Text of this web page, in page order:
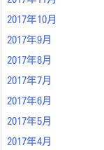
2017年10月
2017年9月
2017年8月
2017年7月
2017年6月
2017年5月
2017年4月